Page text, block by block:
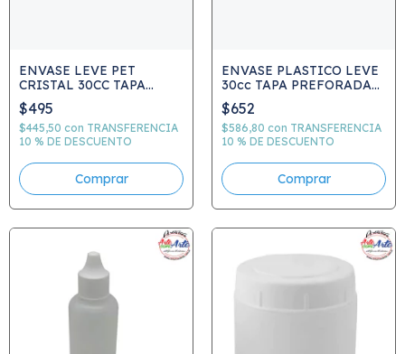
ENVASE LEVE PET
CRISTAL 30CC TAPA
ROSCA
$495
$445,50 con TRANSFERENCIA
10 % DE DESCUENTO
ENVASE PLASTICO LEVE
30cc TAPA PREFORADA
PARA DIFUSOR
$652
$586,80 con TRANSFERENCIA
10 % DE DESCUENTO